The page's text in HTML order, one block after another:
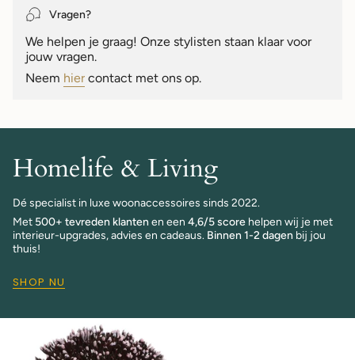
Vragen?
We helpen je graag! Onze stylisten staan klaar voor
jouw vragen.
Neem hier contact met ons op.
Homelife & Living
Dé specialist in luxe woonaccessoires sinds 2022.
Met 500+ tevreden klanten en een 4,6/5 score helpen wij je met
interieur-upgrades, advies en cadeaus. Binnen 1-2 dagen bij jou
thuis!
SHOP NU